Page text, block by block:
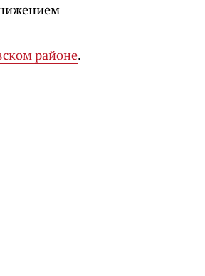
районе.